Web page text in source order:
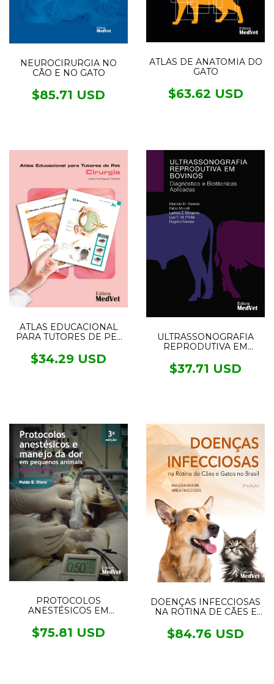
NEUROCIRURGIA NO
CÃO E NO GATO
$85.71 USD
ATLAS DE ANATOMIA DO
GATO
$63.62 USD
ATLAS EDUCACIONAL
PARA TUTORES DE PET
$34.29 USD
ULTRASSONOGRAFIA
REPRODUTIVA EM
DIAGNÓSTICOS E
BIOTÉCNICAS
$37.71 USD
PROTOCOLOS
ANESTÉSICOS EM
PEQUENOS ANIMAIS
3°ed.
$75.81 USD
DOENÇAS INFECCIOSAS
NA ROTINA DE CÃES E
$84.76 USD